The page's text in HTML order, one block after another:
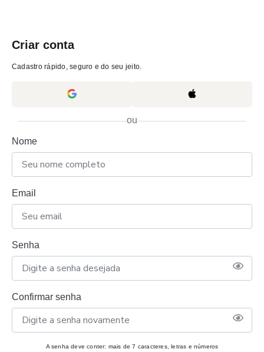
Criar conta
Cadastro rápido, seguro e do seu jeito.
ou
Nome
Email
Senha
Confirmar senha
A senha deve conter: mais de 7 caracteres, letras e números